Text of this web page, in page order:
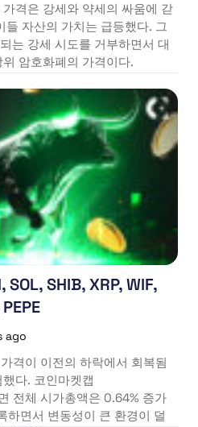
격은 강세와 약세의 싸움에 갇
들 자산의 가치는 급등했다. 그
는 강세 시도를 거부하면서 대
암호화폐의 가격이다.
SHIB, XRP, WIF,
ago
격이 이전의 하락에서 회복됨
다. 코인마켓캡
전체 시가총액은 0.64% 증가
면서 변동성이 큰 환경이 덜